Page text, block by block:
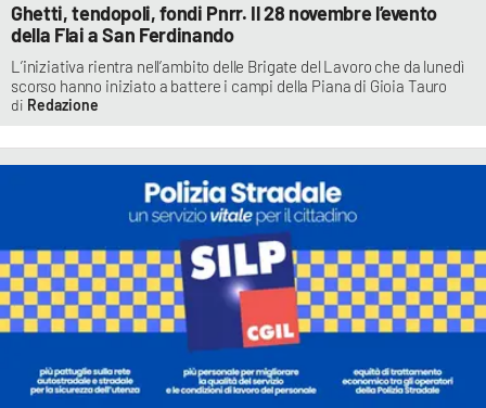
Ghetti, tendopoli, fondi Pnrr. Il 28 novembre l’evento
della Flai a San Ferdinando
L’iniziativa rientra nell’ambito delle Brigate del Lavoro che da lunedì
scorso hanno iniziato a battere i campi della Piana di Gioia Tauro
Redazione